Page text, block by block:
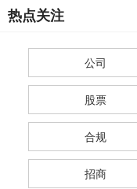
热点关注
公司
股票
合规
招商